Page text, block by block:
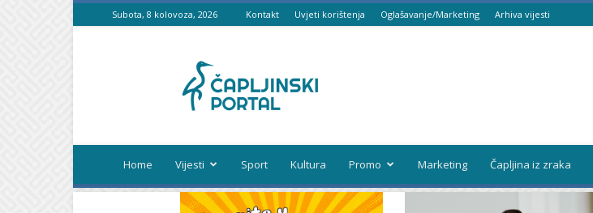
Subota, 8 kolovoza, 2026 Kontakt Uvjeti korištenja Oglašavanje/Marketing Arhiva vijesti
portal
Home Vijesti Sport Kultura Promo Marketing Čapljina iz zraka